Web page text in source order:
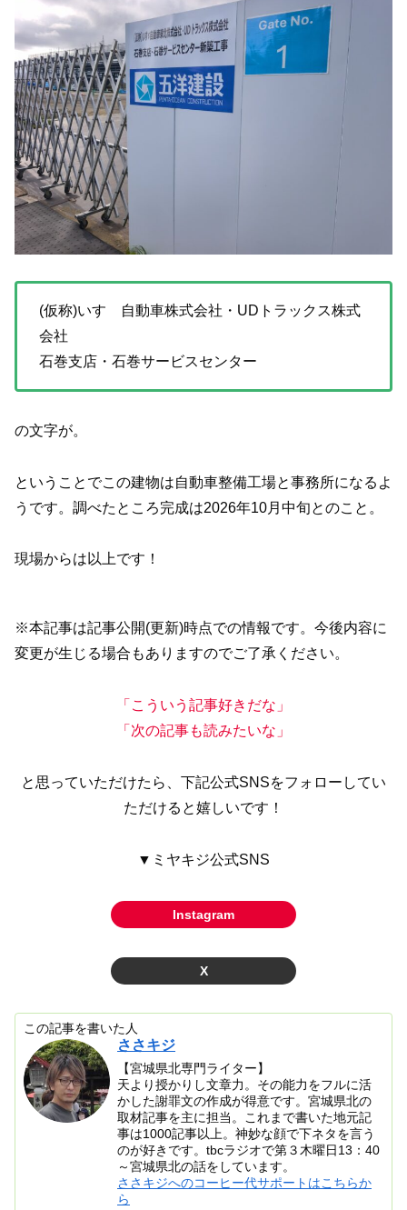
(仮称)いすゞ自動車株式会社・UDトラックス株式
会社
石巻支店・石巻サービスセンター
の文字が。
ということでこの建物は自動車整備工場と事務所になるよ
うです。調べたところ完成は2026年10月中旬とのこと。
現場からは以上です！
※本記事は記事公開(更新)時点での情報です。今後内容に
変更が生じる場合もありますのでご了承ください。
「こういう記事好きだな」
「次の記事も読みたいな」
と思っていただけたら、下記公式SNSをフォローしてい
ただけると嬉しいです！
▼ミヤキジ公式SNS
Instagram
X
この記事を書いた人
ささキジ
【宮城県北専門ライター】
天より授かりし文章力。その能力をフルに活
かした謝罪文の作成が得意です。宮城県北の
取材記事を主に担当。これまで書いた地元記
事は1000記事以上。神妙な顔で下ネタを言う
のが好きです。tbcラジオで第３木曜日13：40
～宮城県北の話をしています。
ささキジへのコーヒー代サポートはこちらか
ら